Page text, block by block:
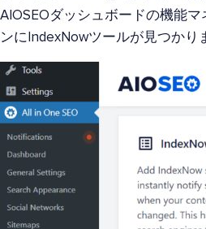
AIOSEOダッシュボードの機能マ
ンにIndexNowツールが見つかり